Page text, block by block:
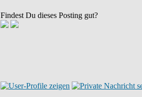
Findest Du dieses Posting gut?